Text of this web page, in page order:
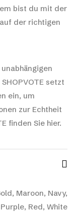
bist du mit der
der richtigen
setzt
ein, um
zur Echtheit
finden Sie hier.
Maroon, Navy,
Red, White